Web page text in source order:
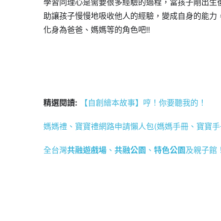
學習同理心是需要很多經驗的過程，當孩子剛出
助讓孩子慢慢地吸收他人的經驗，變成自身的能
化身為爸爸、媽媽等的角色吧!!
精選閱讀: 【自創繪本故事】哼！你要聽我的！
媽媽禮、寶寶禮網路申請懶人包(媽媽手冊、寶寶
全台灣共融遊戲場 、 共融公園 、 特色公園 及親子館